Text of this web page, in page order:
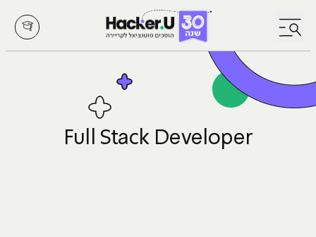
לחץ לפתיחת/סגירת תפריט
Full Stack Developer